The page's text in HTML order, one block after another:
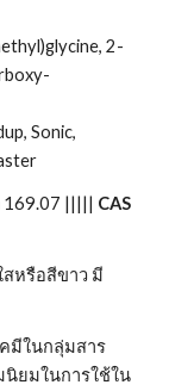
2-
Sonic,
169.07 ||||| CAS
สหรือสีขาว มี
คมีในกลุ่มสาร
นิยมในการใช้ใน